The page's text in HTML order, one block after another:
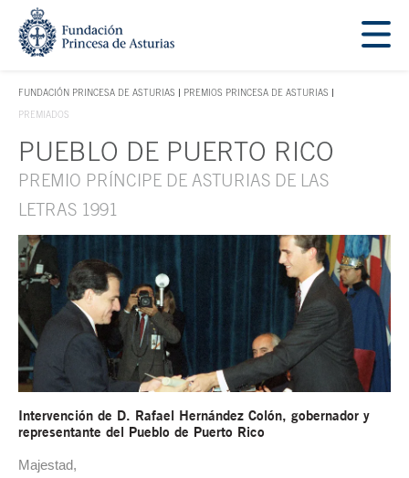
Saltar navegación. Ir directamente al contenido principal
FUNDACIÓN PRINCESA DE ASTURIAS
TECLA DE ACCESO 1
PREMIOS PRINCESA DE ASTURIAS
PREMIADOS
Contenido principal
PUEBLO DE PUERTO RICO
PREMIO PRÍNCIPE DE ASTURIAS DE LAS
LETRAS 1991
Intervención de D. Rafael Hernández Colón, gobernador y
representante del Pueblo de Puerto Rico
Majestad,